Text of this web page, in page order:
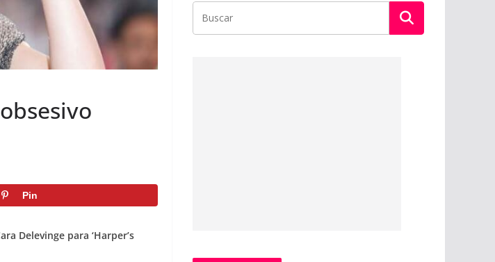
Pin
Delevinge para ‘Harper’s